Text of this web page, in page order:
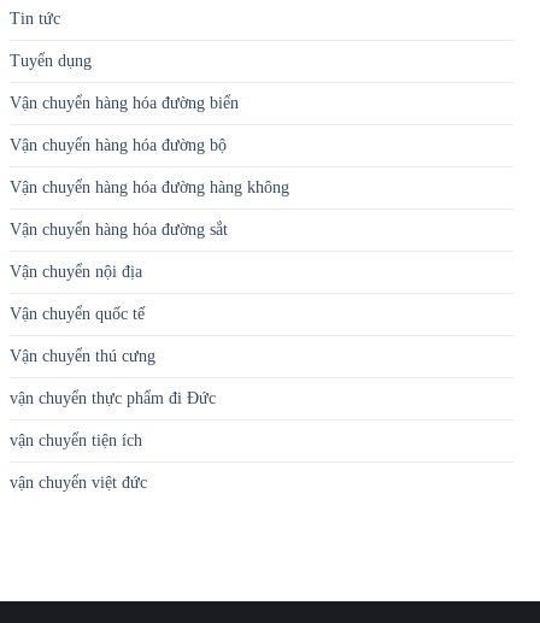
Tin tức
Tuyển dụng
Vận chuyển hàng hóa đường biển
Vận chuyển hàng hóa đường bộ
Vận chuyển hàng hóa đường hàng không
Vận chuyển hàng hóa đường sắt
Vận chuyển nội địa
Vận chuyển quốc tế
Vận chuyển thú cưng
vận chuyển thực phẩm đi Đức
vận chuyển tiện ích
vận chuyển việt đức